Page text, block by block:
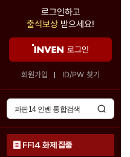
로그인하고
출석보상 받으세요!
로그인
회원가입 ID/PW 찾기
FF14 화제 집중